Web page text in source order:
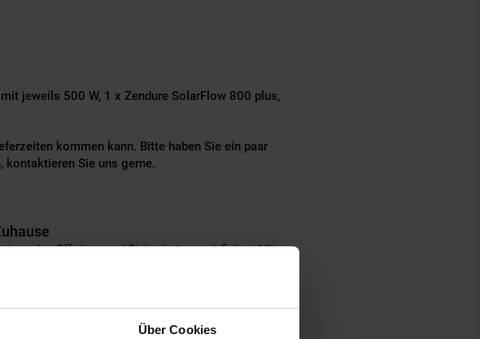
Über Cookies
jeweils 500 W, 1 x Zendure SolarFlow 800 plus,
kommen kann. Bitte haben Sie ein paar
kontaktieren Sie uns gerne.
das Effizienz und Sicherheit neu definiert. Mit
MPPT mit je 750 W und 800 W AC-Ausgang bringt
Mietern und Eigenheimbesitzern.